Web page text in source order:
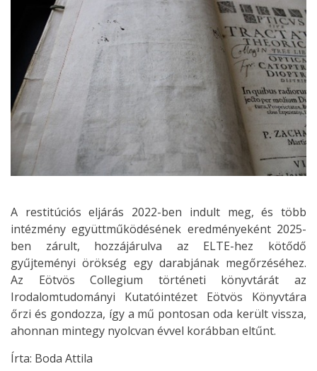
A restitúciós eljárás 2022-ben indult meg, és több
intézmény együttműködésének eredményeként 2025-
ben zárult, hozzájárulva az ELTE-hez kötődő
gyűjteményi örökség egy darabjának megőrzéséhez.
Az Eötvös Collegium történeti könyvtárát az
Irodalomtudományi Kutatóintézet Eötvös Könyvtára
őrzi és gondozza, így a mű pontosan oda került vissza,
ahonnan mintegy nyolcvan évvel korábban eltűnt.
Írta: Boda Attila